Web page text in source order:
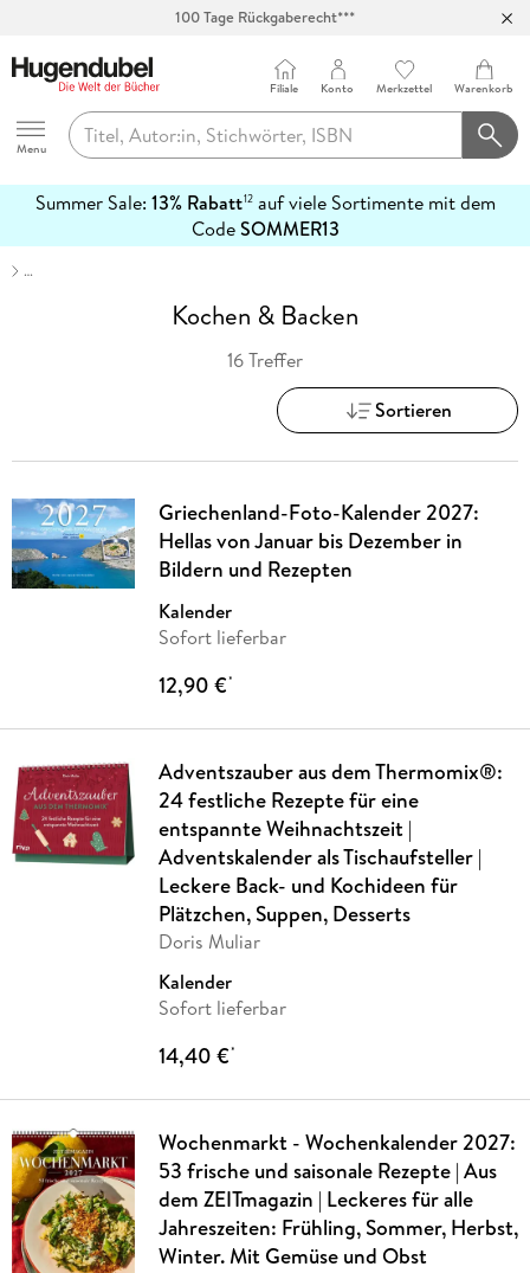
100 Tage Rückgaberecht***
Hugendubel
Menu
Filiale Konto Merkzettel Warenkorb
Summer Sale: 13% Rabatt12auf viele Sortimente mit dem
CodeSOMMER13
erfahren
…
Kochen & Backen
16 Treffer
Sortieren
Griechenland-Foto-Kalender 2027:
Hellas von Januar bis Dezember in
Bildern und Rezepten
Kalender
Sofort lieferbar
12,90 €*
Adventszauber aus dem Thermomix®:
24 festliche Rezepte für eine
entspannte Weihnachtszeit |
Adventskalender als Tischaufsteller |
Leckere Back- und Kochideen für
Plätzchen, Suppen, Desserts
Doris Muliar
Kalender
Sofort lieferbar
14,40 €*
Wochenmarkt - Wochenkalender 2027:
53 frische und saisonale Rezepte | Aus
dem ZEITmagazin | Leckeres für alle
Jahreszeiten: Frühling, Sommer, Herbst,
Winter. Mit Gemüse und Obst